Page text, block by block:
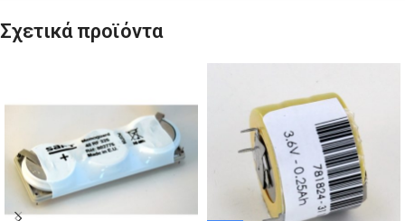
Σχετικά προϊόντα